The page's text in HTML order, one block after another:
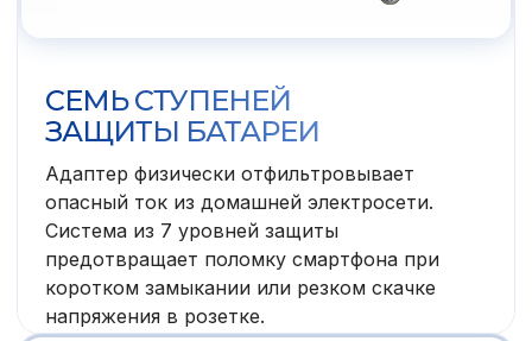
СЕМЬ СТУПЕНЕЙ
ЗАЩИТЫ БАТАРЕИ
Адаптер физически отфильтровывает
опасный ток из домашней электросети.
Система из 7 уровней защиты
предотвращает поломку смартфона при
коротком замыкании или резком скачке
напряжения в розетке.